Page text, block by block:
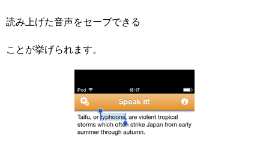
読み上げた音声をセーブできる
ことが挙げられます。